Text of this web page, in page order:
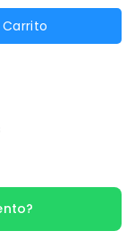
Carrito